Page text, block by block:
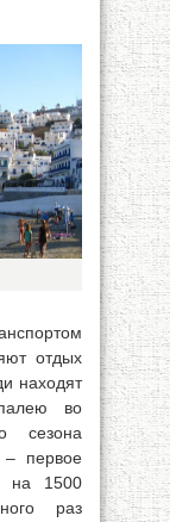
отдых
находят
во
сезона
первое
на 1500
раз